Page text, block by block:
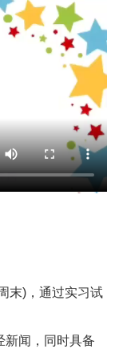
末)，通过实习试
新闻，同时具备